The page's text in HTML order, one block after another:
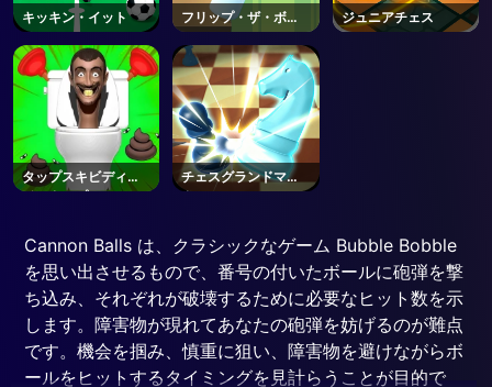
キッキン・イット
フリップ・ザ・ボト
ル
ジュニアチェス
タップスキビディト
イレタップ
チェスグランドマス
ター
Cannon Balls は、クラシックなゲーム Bubble Bobble
を思い出させるもので、番号の付いたボールに砲弾を撃
ち込み、それぞれが破壊するために必要なヒット数を示
します。障害物が現れてあなたの砲弾を妨げるのが難点
です。機会を掴み、慎重に狙い、障害物を避けながらボ
ールをヒットするタイミングを見計らうことが目的で